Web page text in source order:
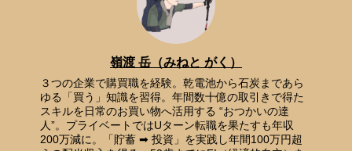
嶺渡 岳（みねと がく）
３つの企業で購買職を経験。乾電池から石炭まであら
ゆる「買う」知識を習得。年間数十億の取引きで得た
スキルを日常のお買い物へ活用する “おつかいの達
人”。プライベートではUターン転職を果たすも年収
200万減に。「貯蓄 ➡ 投資」を実践し年間100万円超